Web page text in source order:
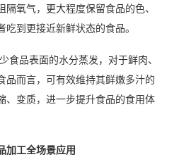
氧气，更大程度保留食品的色、
到更接近新鲜状态的食品。
食品表面的水分蒸发，对于鲜肉、
品而言，可有效维持其鲜嫩多汁的
、变质，进一步提升食品的食用体
加工全场景应用